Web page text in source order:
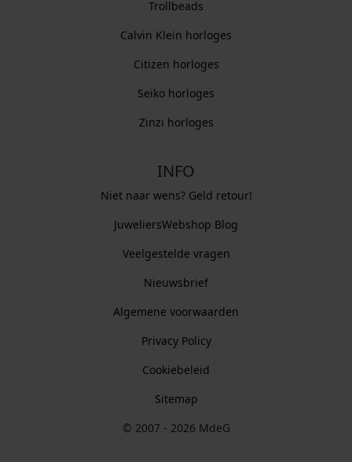
Trollbeads
Calvin Klein horloges
Citizen horloges
Seiko horloges
Zinzi horloges
INFO
Niet naar wens? Geld retour!
JuweliersWebshop Blog
Veelgestelde vragen
Nieuwsbrief
Algemene voorwaarden
Privacy Policy
Cookiebeleid
Sitemap
© 2007 - 2026 MdeG